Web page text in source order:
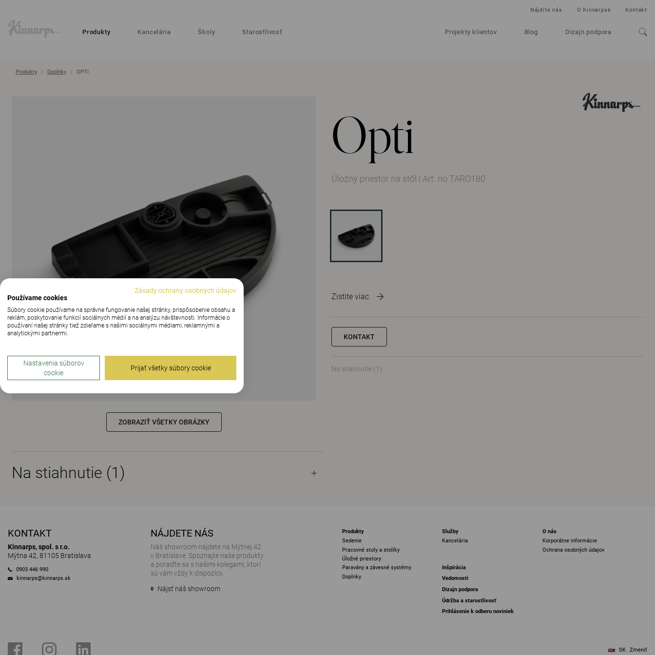
Produkty Kancelária Školy Starostlivosť Projekty klientov Blog Dizajn podpora
Nájdite nás O Kinnarpse Kontakt
Produkty Doplnky OPTI
Opti
Úložný priestor na stôl | Art. no TARO180
Zistite viac
KONTAKT
Na stiahnutie (1)
ZOBRAZIŤ VŠETKY OBRÁZKY
Na stiahnutie (1)
KONTAKT
Kinnarps, spol. s r.o.
Mýtna 42, 81105 Bratislava
0903 446 990
kinnarps@kinnarps.sk
NÁJDETE NÁS
Náš showroom nájdete na Mýtnej 42
v Bratislave. Spoznajte naše produkty
a poraďte sa s našimi kolegami, ktorí
sú vám vždy k dispozícii.
Nájsť náš showroom
Produkty
Sedenie
Pracovné stoly a stolíky
Úložné priestory
Paravány a závesné systémy
Doplnky
Služby
Kancelária
O nás
Korporátne informácie
Ochrana osobných údajov
Inšpirácia
Vedomosti
Dizajn podpora
Údržba a starostlivosť
Prihlásenie k odberu noviniek
SK Zmeniť
Zásady ochrany osobných údajov
Používame cookies
Súbory cookie používame na správne fungovanie našej stránky, prispôsobenie obsahu a
reklám, poskytovanie funkcií sociálnych médií a na analýzu návštevnosti. Informácie o
používaní našej stránky tiež zdieľame s našimi sociálnymi médiami, reklamnými a
analytickými partnermi.
Nastavenia súborov
cookie
Prijať všetky súbory cookie